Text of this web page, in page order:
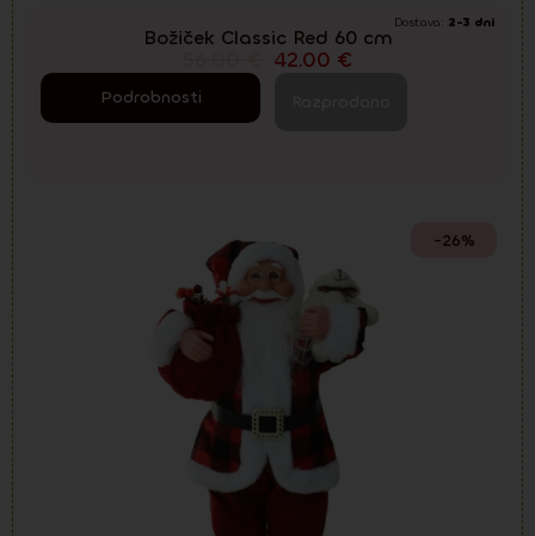
Dostava: 2-3 dni
Božiček Classic Red 60 cm
42.00 €
Podrobnosti
-26%